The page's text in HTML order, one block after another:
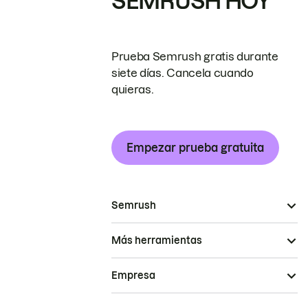
Prueba Semrush gratis durante
siete días. Cancela cuando
quieras.
Empezar prueba gratuita
Semrush
Más herramientas
Empresa